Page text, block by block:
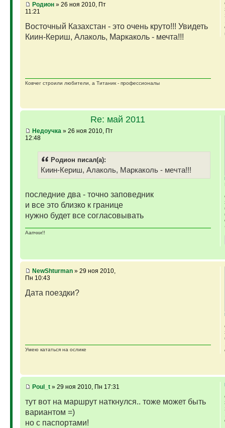
Родион» 26 ноя 2010, Пт
11:21
Восточный Казахстан - это очень круто!!! Увидеть
Киин-Кериш, Алаколь, Маркаколь - мечта!!!
Ковчег строили любители, а Титаник - профессионалы
Re: май 2011
Недоучка» 26 ноя 2010, Пт
12:48
Родион писал(а):
Киин-Кериш, Алаколь, Маркаколь - мечта!!!
последние два - точно заповедник
и все это близко к границе
нужно будет все согласовывать
Аапчхи!!
NewShturman» 29 ноя 2010,
Пн 10:43
Дата поездки?
Умею кататься на ослике
Poul_t» 29 ноя 2010, Пн 17:31
тут вот на маршрут наткнулся.. тоже может быть
вариантом =)
но с паспортами!